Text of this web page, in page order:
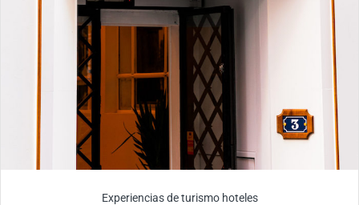
Experiencias de turismo hoteles